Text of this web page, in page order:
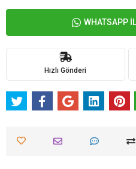
WHATSAPP
Hızlı Gönderi